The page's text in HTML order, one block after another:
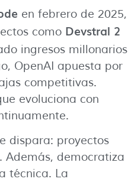
en febrero de 2025,
como Devstral 2
ingresos millonarios
OpenAI apuesta por
competitivas.
evoluciona con
dispara: proyectos
Además, democratiza
técnica. La